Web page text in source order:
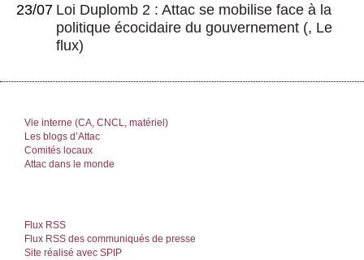
23/07 Loi Duplomb 2 : Attac se mobilise face à la
politique écocidaire du gouvernement (, Le
flux)
Vie interne (CA, CNCL, matériel)
Les blogs d’Attac
Comités locaux
Attac dans le monde
Flux RSS
Flux RSS des communiqués de presse
Site réalisé avec SPIP